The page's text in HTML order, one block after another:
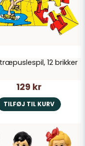
12 brikker
129 kr
TILFØJ TIL KURV